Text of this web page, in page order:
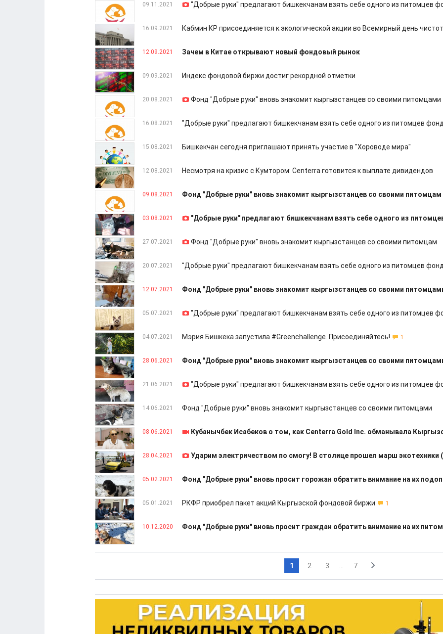
09.11.2021 "Добрые руки" предлагают бишкекчанам взять себе одного из питомцев
16.09.2021 Кабмин КР присоединяется к экологической акции во Всемирный день
12.09.2021 Зачем в Китае открывают новый фондовый рынок
09.09.2021 Индекс фондовой биржи достиг рекордной отметки
20.08.2021 Фонд "Добрые руки" вновь знакомит кыргызстанцев со своими питомцами
16.08.2021 "Добрые руки" предлагают бишкекчанам взять себе одного из питомцев
15.08.2021 Бишкекчан сегодня приглашают принять участие в "Хороводе мира"
12.08.2021 Несмотря на кризис с Кумтором: Centerra готовится к выплате дивидендов
09.08.2021 Фонд "Добрые руки" вновь знакомит кыргызстанцев со своими питомцам
03.08.2021 "Добрые руки" предлагают бишкекчанам взять себе одного из
27.07.2021 Фонд "Добрые руки" вновь знакомит кыргызстанцев со своими питомцам
20.07.2021 "Добрые руки" предлагают бишкекчанам взять себе одного из питомцев
12.07.2021 Фонд "Добрые руки" вновь знакомит кыргызстанцев со своими
05.07.2021 "Добрые руки" предлагают бишкекчанам взять себе одного из питомцев
04.07.2021 Мэрия Бишкека запустила #Greenchallenge. Присоединяйтесь! 1
28.06.2021 Фонд "Добрые руки" вновь знакомит кыргызстанцев со своими
21.06.2021 "Добрые руки" предлагают бишкекчанам взять себе одного из питомцев
14.06.2021 Фонд "Добрые руки" вновь знакомит кыргызстанцев со своими питомцами
08.06.2021 Кубанычбек Исабеков о том, как Centerra Gold Inc. обманывала
28.04.2021 Ударим электричеством по смогу! В столице прошел марш экотехники
05.02.2021 Фонд "Добрые руки" вновь просит горожан обратить внимание на их
05.01.2021 РКФР приобрел пакет акций Кыргызской фондовой биржи 1
10.12.2020 Фонд "Добрые руки" вновь просит граждан обратить внимание на их
1 2 3 7